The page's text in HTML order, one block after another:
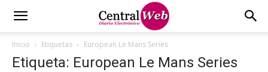
Inicio Etiquetas European Le Mans Series
Etiqueta: European Le Mans Series